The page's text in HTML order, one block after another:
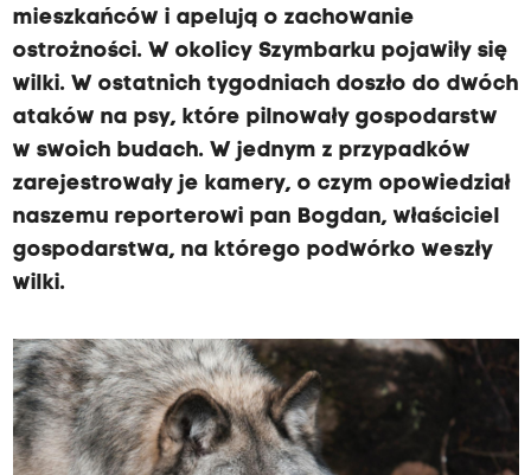
mieszkańców i apelują o zachowanie
ostrożności. W okolicy Szymbarku pojawiły się
wilki. W ostatnich tygodniach doszło do dwóch
ataków na psy, które pilnowały gospodarstw
w swoich budach. W jednym z przypadków
zarejestrowały je kamery, o czym opowiedział
naszemu reporterowi pan Bogdan, właściciel
gospodarstwa, na którego podwórko weszły
wilki.